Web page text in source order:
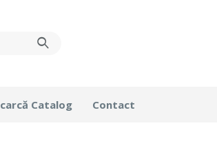
Catalog Contact